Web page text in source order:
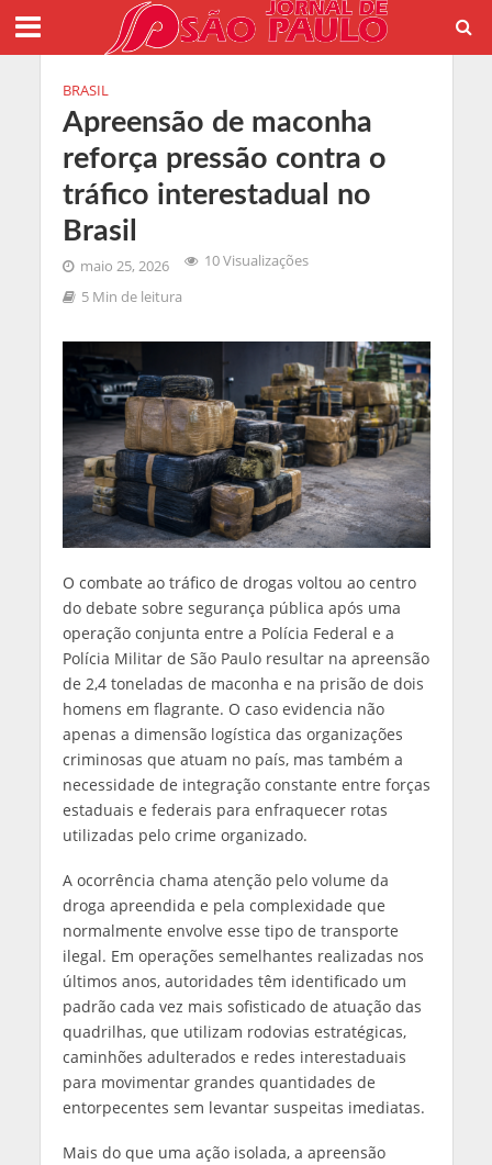
BRASIL
Apreensão de maconha
reforça pressão contra o
tráfico interestadual no
Brasil
maio 25, 2026
10 Visualizações
5 Min de leitura
O combate ao tráfico de drogas voltou ao centro
do debate sobre segurança pública após uma
operação conjunta entre a Polícia Federal e a
Polícia Militar de São Paulo resultar na apreensão
de 2,4 toneladas de maconha e na prisão de dois
homens em flagrante. O caso evidencia não
apenas a dimensão logística das organizações
criminosas que atuam no país, mas também a
necessidade de integração constante entre forças
estaduais e federais para enfraquecer rotas
utilizadas pelo crime organizado.
A ocorrência chama atenção pelo volume da
droga apreendida e pela complexidade que
normalmente envolve esse tipo de transporte
ilegal. Em operações semelhantes realizadas nos
últimos anos, autoridades têm identificado um
padrão cada vez mais sofisticado de atuação das
quadrilhas, que utilizam rodovias estratégicas,
caminhões adulterados e redes interestaduais
para movimentar grandes quantidades de
entorpecentes sem levantar suspeitas imediatas.
Mais do que uma ação isolada, a apreensão